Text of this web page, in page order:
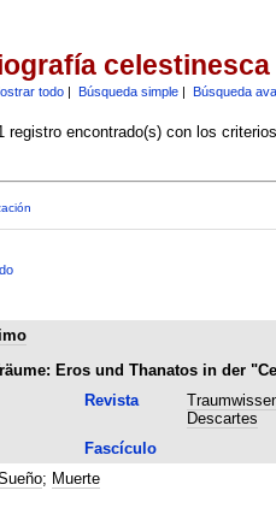
celestinesca
todo| Búsqueda simple| Búsqueda
registro encontrado(s) con los
Eros und Thanatos in der
Revista
Descartes
Fascículo
; Muerte